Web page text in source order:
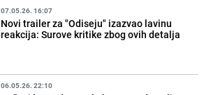
07.05.26. 16:07
Novi trailer za "Odiseju" izazvao lavinu
reakcija: Surove kritike zbog ovih detalja
06.05.26. 22:10